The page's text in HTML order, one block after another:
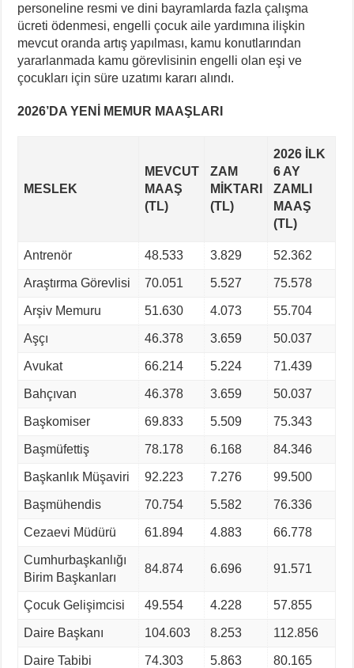
personeline resmi ve dini bayramlarda fazla çalışma
ücreti ödenmesi, engelli çocuk aile yardımına ilişkin
mevcut oranda artış yapılması, kamu konutlarından
yararlanmada kamu görevlisinin engelli olan eşi ve
çocukları için süre uzatımı kararı alındı.
2026’DA YENİ MEMUR MAAŞLARI
MESLEK
MEVCUT
MAAŞ
(TL)
ZAM
MIKTARI
(TL)
2026 İLK
6 AY
ZAMLI
MAAŞ
(TL)
Antrenör 48.533 3.829 52.362
Araştırma Görevlisi 70.051 5.527 75.578
Arşiv Memuru 51.630 4.073 55.704
Aşçı 46.378 3.659 50.037
Avukat 66.214 5.224 71.439
Bahçıvan 46.378 3.659 50.037
Başkomiser 69.833 5.509 75.343
Başmüfettiş 78.178 6.168 84.346
Başkanlık Müşaviri 92.223 7.276 99.500
Başmühendis 70.754 5.582 76.336
Cezaevi Müdürü 61.894 4.883 66.778
Cumhurbaşkanlığı
Birim Başkanları
84.874 6.696 91.571
Çocuk Gelişimcisi 49.554 4.228 57.855
Daire Başkanı 104.603 8.253 112.856
Daire Tabibi 74.303 5.863 80.165